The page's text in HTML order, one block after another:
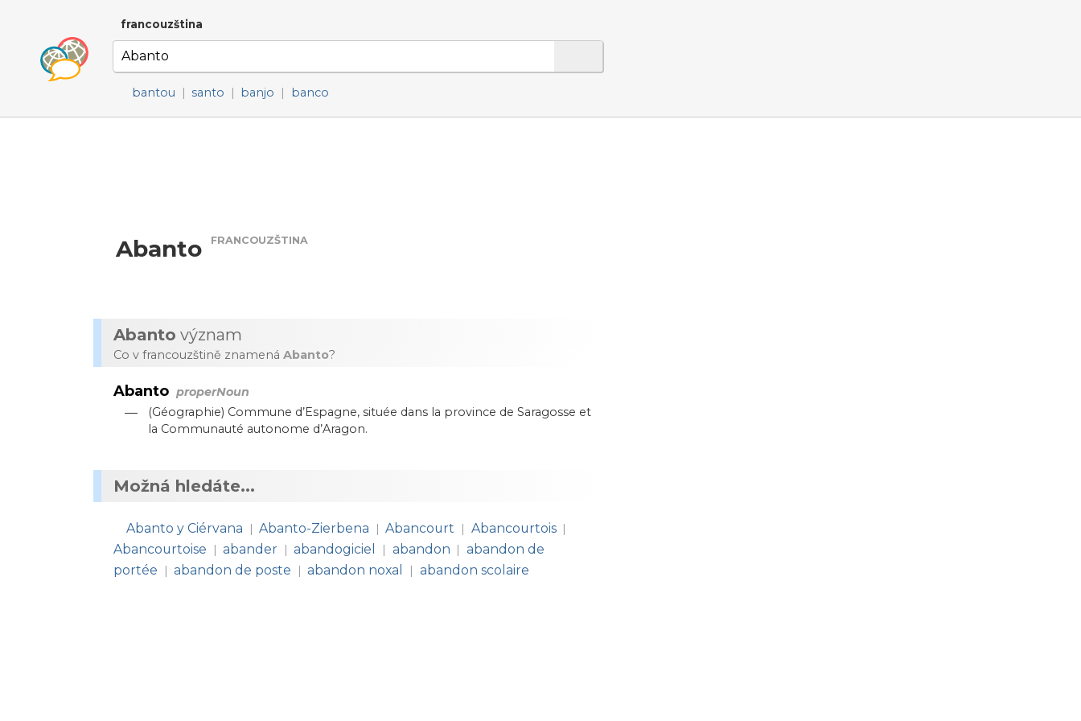
francouzština
bantou | santo | banjo | banco
Abanto FRANCOUZŠTINA
Abanto význam
Co v francouzštině znamená Abanto?
Abanto properNoun
—
(Géographie) Commune d’Espagne, située dans la province de Saragosse et
la Communauté autonome d’Aragon.
Možná hledáte...
Abanto y Ciérvana | Abanto-Zierbena | Abancourt | Abancourtois |
Abancourtoise | abander | abandogiciel | abandon | abandon de
portée
| abandon de poste | abandon noxal | abandon scolaire